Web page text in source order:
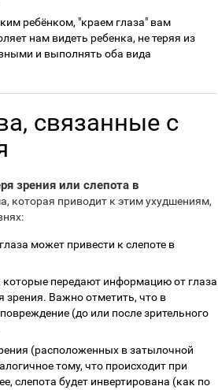
ребёнком, "краем глаза" вам
нам видеть ребенка, не теряя из
и выполнять оба вида
связанные с
зрения или слепота в
которая приводит к этим ухудшениям,
может привести к слепоте в
передают информацию от глаза
зрения. Важно отметить, что в
(до или после зрительного
(расположенных в затылочной
тому, что происходит при
слепота будет инвертирована (как по